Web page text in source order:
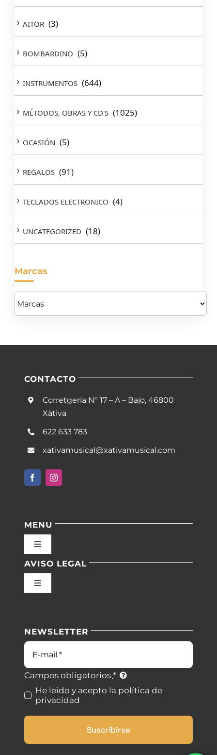
AITOR (3)
BOMBARDINO (5)
INSTRUMENTOS (644)
MÉTODOS, OBRAS Y CD'S (1025)
OCASIÓN (5)
REGALOS (91)
TECLADOS ELECTRONICO (4)
UNCATEGORIZED (18)
Marcas
CONTACTO
Corretgeria Nº 17 – A – Bajo, 46800
Xàtiva
622 633 783
xativamusical@xativamusical.com
MENU
Toggle
Inicio
Blog
Contacto
AVISO LEGAL
Toggle
Condiciones de uso
Ley de cookies
Desistimiento
NEWSLETTER
Correo
electrónico
Campos obligatorios *
He leido y acepto la política de
privacidad
Suscribirse